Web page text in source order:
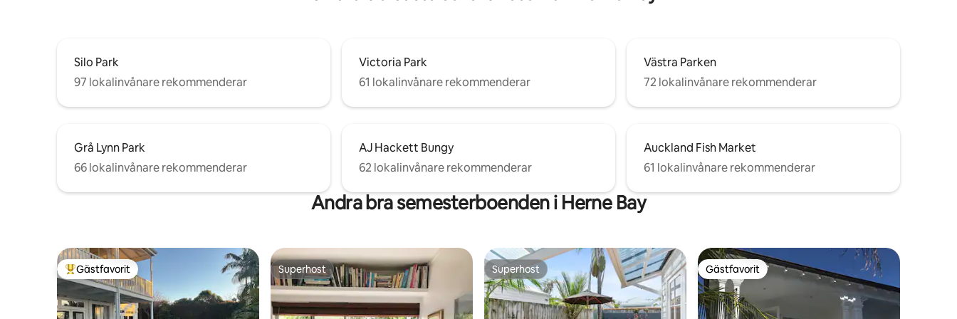
Silo Park
97 lokalinvånare rekommenderar
Victoria Park
61 lokalinvånare rekommenderar
Västra Parken
72 lokalinvånare rekommenderar
Grå Lynn Park
66 lokalinvånare rekommenderar
AJ Hackett Bungy
62 lokalinvånare rekommenderar
Auckland Fish Market
61 lokalinvånare rekommenderar
Andra bra semesterboenden i Herne Bay
Populär gästfavorit
Gästfavorit Superhost
Superhost Superhost
Superhost Gästfavorit
Gästfavorit